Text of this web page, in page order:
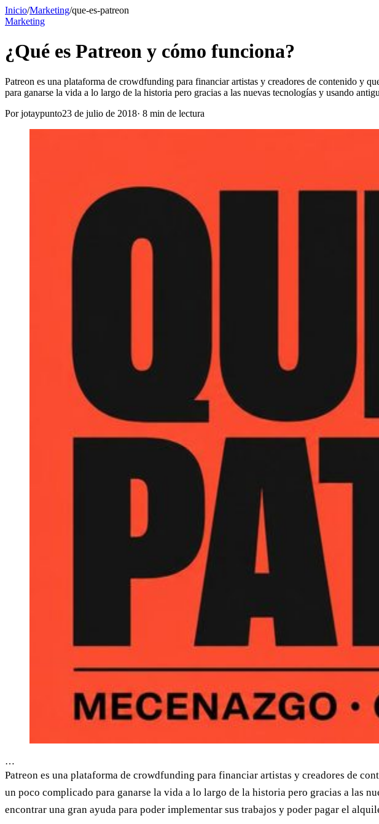
Inicio/Marketing/que-es-patreon
Marketing
¿Qué es Patreon y cómo funciona?
Patreon es una plataforma de crowdfunding para financiar artistas y creadores de contenido y
para ganarse la vida a lo largo de la historia pero gracias a las nuevas tecnologías y usando
Porjotaypunto23 de julio de 2018· 8 min de lectura
…
Patreon es una plataforma de crowdfunding para financiar artistas y creadores de
un poco complicado para ganarse la vida a lo largo de la historia pero gracias a las
encontrar una gran ayuda para poder implementar sus trabajos y poder pagar el